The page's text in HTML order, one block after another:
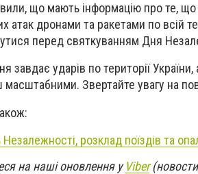
що мають інформацію про те, що
атак дронами та ракетами по всій
перед святкуванням Дня
завдає ударів по території
масштабними. Звертайте увагу на
розклад поїздів та
на наші оновлення уViber